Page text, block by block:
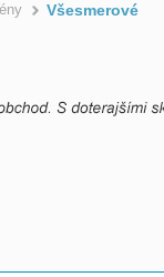
Všesmerové